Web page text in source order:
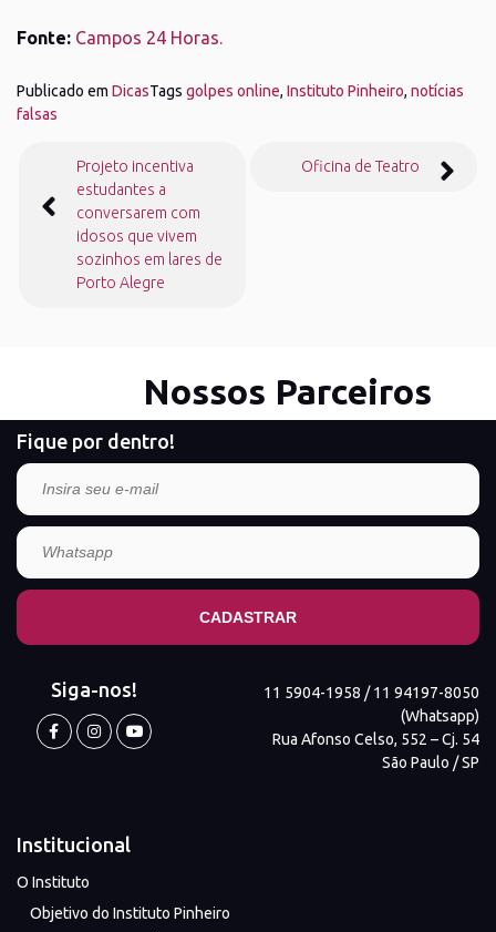
Fonte: Campos 24 Horas.
Publicado em DicasTags golpes online, Instituto Pinheiro, notícias
falsas
Post
Projeto incentiva
estudantes a
conversarem com
idosos que vivem
sozinhos em lares de
Porto Alegre
Oficina de Teatro
Nossos Parceiros
Fique por dentro!
Siga-nos!
11 5904-1958 / 11 94197-8050
(Whatsapp)
Rua Afonso Celso, 552 – Cj. 54
São Paulo / SP
Institucional
O Instituto
Objetivo do Instituto Pinheiro